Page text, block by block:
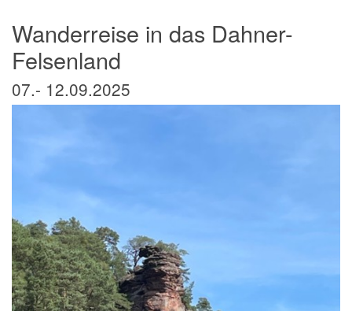
Wanderreise in das Dahner-
Felsenland
07.- 12.09.2025